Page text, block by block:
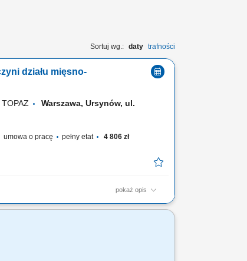
Sortuj wg.: daty trafności
działu mięsno-
Warszawa, Ursynów, ul.
umowa o pracę pełny etat
4 806 zł
pokaż opis
obsługi Klientów zgodnie ze standardami